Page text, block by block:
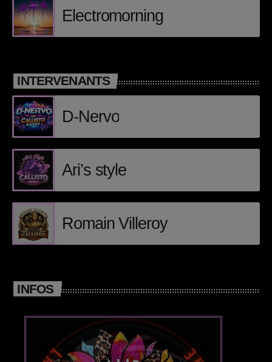
Highlights
Music
pop electro
Posts
Video stories
World
EMISSION EN COURS
After zen
Electromorning
INTERVENANTS
D-Nervo
Ari’s style
Romain Villeroy
INFOS